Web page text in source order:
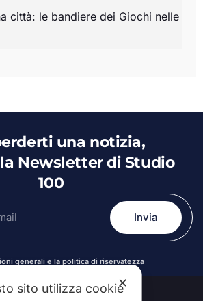
città: le bandiere dei Giochi nelle
una notizia,
Newsletter di Studio
100
generali e la politica di riservatezza
✕
sito utilizza cookie